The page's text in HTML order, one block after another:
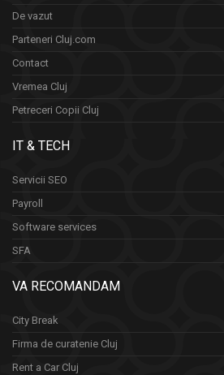
De vazut
Parteneri Cluj.com
Contact
Vremea Cluj
Petreceri Copii Cluj
IT & TECH
Servicii SEO
Payroll
Software services
SFA
VA RECOMANDAM
City Break
Firma de curatenie Cluj
Rent a Car Cluj